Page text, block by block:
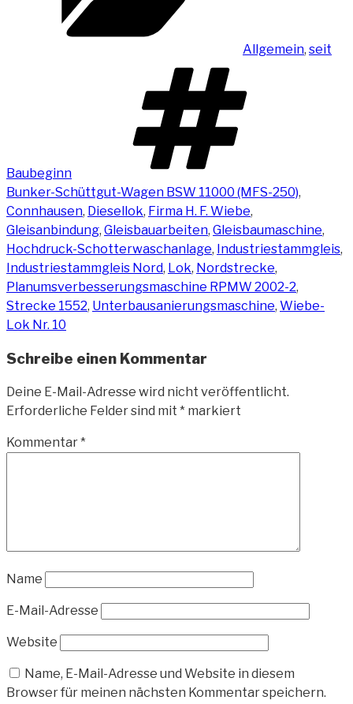
Allgemein, seit
Baubeginn
Bunker-Schüttgut-Wagen BSW 11000 (MFS-250),
Connhausen, Diesellok, Firma H. F. Wiebe,
Gleisanbindung, Gleisbauarbeiten, Gleisbaumaschine,
Hochdruck-Schotterwaschanlage, Industriestammgleis,
Industriestammgleis Nord, Lok, Nordstrecke,
Planumsverbesserungsmaschine RPMW 2002-2,
Strecke 1552, Unterbausanierungsmaschine, Wiebe-
Lok Nr. 10
Schreibe einen Kommentar
Deine E-Mail-Adresse wird nicht veröffentlicht.
Erforderliche Felder sind mit * markiert
Kommentar*
Name
E-Mail-Adresse
Website
Name, E-Mail-Adresse und Website in diesem
Browser für meinen nächsten Kommentar speichern.